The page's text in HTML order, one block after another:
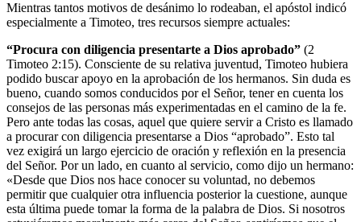
Mientras tantos motivos de desánimo lo rodeaban, el apóstol indicó
especialmente a Timoteo, tres recursos siempre actuales:
“Procura con diligencia presentarte a Dios aprobado” (2
Timoteo 2:15). Consciente de su relativa juventud, Timoteo hubiera
podido buscar apoyo en la aprobación de los hermanos. Sin duda es
bueno, cuando somos conducidos por el Señor, tener en cuenta los
consejos de las personas más experimentadas en el camino de la fe.
Pero ante todas las cosas, aquel que quiere servir a Cristo es llamado
a procurar con diligencia presentarse a Dios “aprobado”. Esto tal
vez exigirá un largo ejercicio de oración y reflexión en la presencia
del Señor. Por un lado, en cuanto al servicio, como dijo un hermano:
«Desde que Dios nos hace conocer su voluntad, no debemos
permitir que cualquier otra influencia posterior la cuestione, aunque
esta última puede tomar la forma de la palabra de Dios. Si nosotros